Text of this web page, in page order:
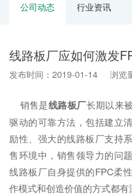
公司动态 行业资讯
线路板厂应如何激发
发布时间：2019-01-14 浏览
销售是线路板厂长期以来
驱动的可靠方法，包括建立
励性、强大的线路板厂支持
售环境中，销售领导力的问
线路板厂自身提供的FPC柔
作模式和创造价值的方式都有